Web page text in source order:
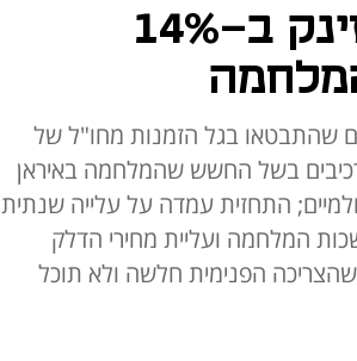
חוסן סיני: הייצוא זינק ב-14%
שהתבטאו בגל הזמנות מחו"ל של
ורכיבים בשל החשש שהמלחמה באיראן
התחזית עמדה על עלייה שנתית
המלחמה ועליית מחירי הדלק
הפנימית חלשה ולא תוכל